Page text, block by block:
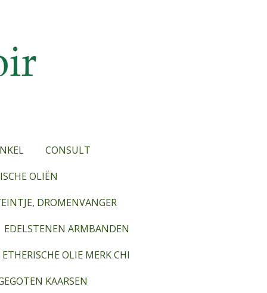
CONSULT
OLIËN
DROMENVANGER
EDELSTENEN ARMBANDEN
ETHERISCHE OLIE MERK CHI
KAARSEN